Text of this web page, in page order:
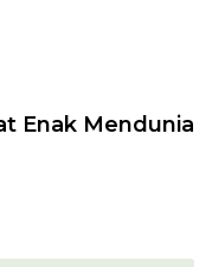
Enak Mendunia